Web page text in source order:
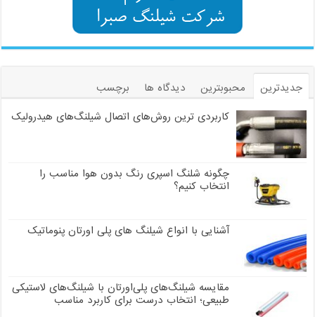
جدیدترین محبوبترین دیدگاه ها
برچسب
کاربردی ترین روش‌های اتصال شیلنگ‌های هیدرولیک
چگونه شلنگ اسپری رنگ بدون هوا مناسب را
انتخاب کنیم؟
آشنایی با انواع شیلنگ های پلی اورتان پنوماتیک
مقایسه شیلنگ‌های پلی‌اورتان با شیلنگ‌های لاستیکی
طبیعی؛ انتخاب درست برای کاربرد مناسب